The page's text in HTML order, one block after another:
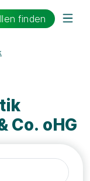
finden
Co. oHG